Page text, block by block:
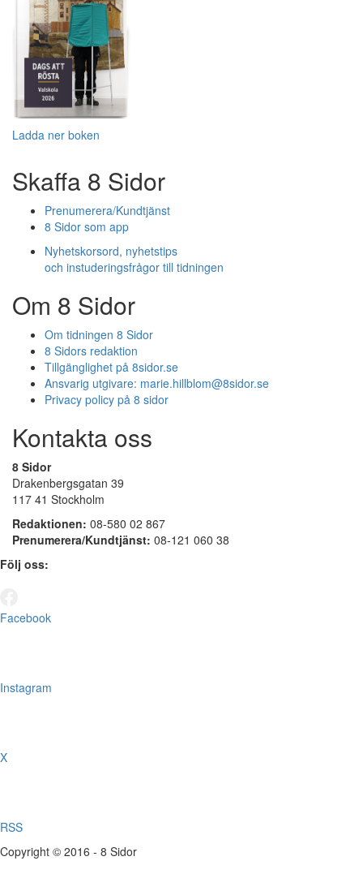
Ladda ner boken
Skaffa 8 Sidor
Prenumerera/Kundtjänst
8 Sidor som app
Nyhetskorsord, nyhetstips
och instuderingsfrågor till tidningen
Om 8 Sidor
Om tidningen 8 Sidor
8 Sidors redaktion
Tillgänglighet på 8sidor.se
Ansvarig utgivare: marie.hillblom@8sidor.se
Privacy policy på 8 sidor
Kontakta oss
8 Sidor
Drakenbergsgatan 39
117 41 Stockholm
Redaktionen: 08-580 02 867
Prenumerera/Kundtjänst: 08-121 060 38
Följ oss:
Facebook
Instagram
X
RSS
Copyright © 2016 - 8 Sidor